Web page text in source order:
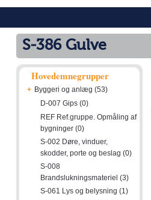
S-386 Gulve
Hovedemnegrupper
+ Byggeri og anlæg (53)
D-007 Gips (0)
REF Ref.gruppe. Opmåling af
bygninger (0)
S-002 Døre, vinduer,
skodder, porte og beslag (0)
S-008
Brandslukningsmateriel (3)
S-061 Lys og belysning (1)